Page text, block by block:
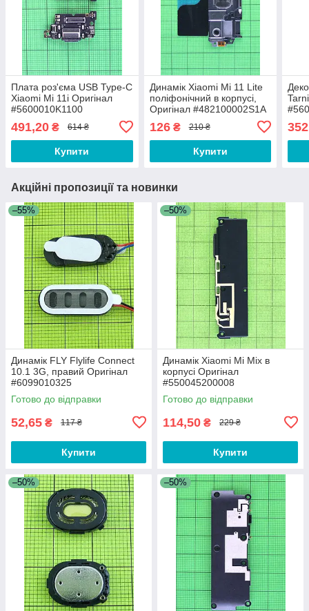
Плата роз'єма USB Type-C
Xiaomi Mi 11i Оригінал
#5600010K1100
491,20 ₴ 614 ₴
Купити
Динамік Xiaomi Mi 11 Lite
поліфонічний в корпусі,
Оригінал #482100002S1A
126₴ 210 ₴
Купити
Акційні пропозиції та новинки
–55%
Динамік FLY Flylife Connect
10.1 3G, правий Оригінал
#6099010325
Готово до відправки
52,65 ₴ 117 ₴
Купити
–50%
Динамік Xiaomi Mi Mix в
корпусі Оригінал
#550045200008
Готово до відправки
114,50 ₴ 229 ₴
Купити
–50% –50%